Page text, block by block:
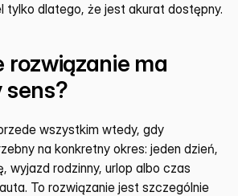
tylko dlatego, że jest akurat dostępny.
rozwiązanie ma
sens?
wszystkim wtedy, gdy
na konkretny okres: jeden dzień,
wyjazd rodzinny, urlop albo czas
To rozwiązanie jest szczególnie